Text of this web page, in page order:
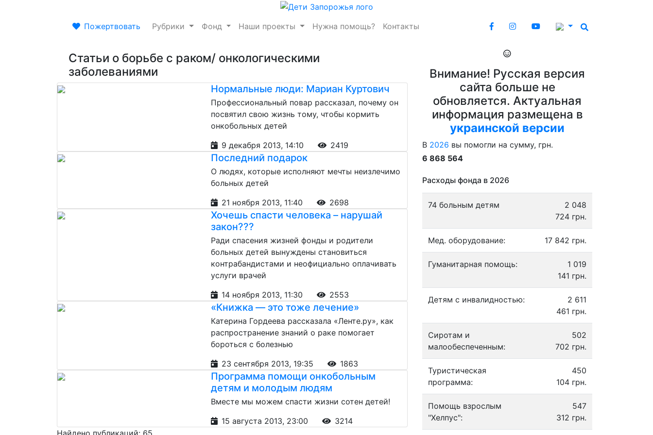
Пожертвовать Рубрики Фонд Наши проекты Нужна помощь? Контакты
Статьи о борьбе с раком/ онкологическими
заболеваниями
Нормальные люди: Мариан Куртович
Профессиональный повар рассказал, почему он
посвятил свою жизнь тому, чтобы кормить
онкобольных детей
9 декабря 2013, 14:10
2419
Последний подарок
О людях, которые исполняют мечты неизлечимо
больных детей
21 ноября 2013, 11:40
2698
Хочешь спасти человека – нарушай
закон???
Ради спасения жизней фонды и родители
больных детей вынуждены становиться
контрабандистами и неофициально оплачивать
услуги врачей
14 ноября 2013, 11:30
2553
«Книжка — это тоже лечение»
Катерина Гордеева рассказала «Ленте.ру», как
распространение знаний о раке помогает
бороться с болезнью
23 сентября 2013, 19:35
1863
Программа помощи онкобольным
детям и молодым людям
Вместе мы можем спасти жизни сотен детей!
15 августа 2013, 23:00
3214
Найдено публикаций: 65
Внимание! Русская версия
сайта больше не
обновляется. Актуальная
информация размещена в
украинской версии
В 2026 вы помогли на сумму, грн.
6 868 564
Расходы фонда в 2026
74 больным детям
2 048
724 грн.
Мед. оборудование: 17 842 грн.
Гуманитарная помощь:
1 019
141 грн.
Детям с инвалидностью:
2 611
461 грн.
Сиротам и
малообеспеченным:
502
702 грн.
Туристическая
программа:
450
104 грн.
Помощь взрослым
"Хелпус":
547
312 грн.